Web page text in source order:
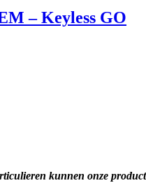
– Keyless GO
kunnen onze